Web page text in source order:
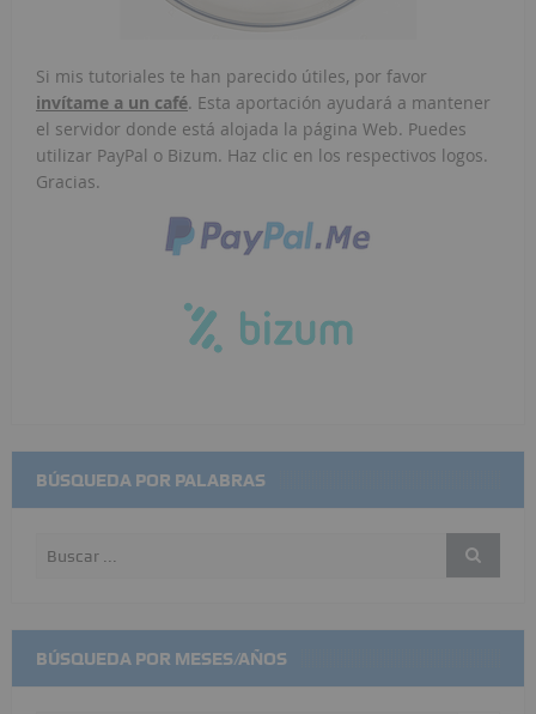
Si mis tutoriales te han parecido útiles, por favor
invítame a un café. Esta aportación ayudará a mantener
el servidor donde está alojada la página Web. Puedes
utilizar PayPal o Bizum. Haz clic en los respectivos logos.
Gracias.
BÚSQUEDA POR PALABRAS
BÚSQUEDA POR MESES/AÑOS